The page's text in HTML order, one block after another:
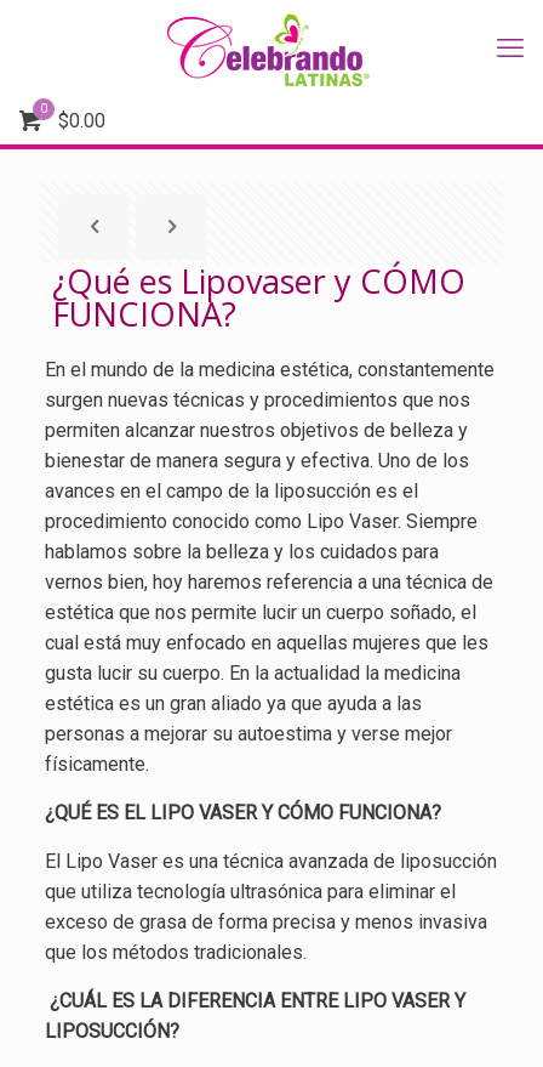
0
$0.00
¿Qué es Lipovaser y CÓMO
FUNCIONA?
En el mundo de la medicina estética, constantemente
surgen nuevas técnicas y procedimientos que nos
permiten alcanzar nuestros objetivos de belleza y
bienestar de manera segura y efectiva. Uno de los
avances en el campo de la liposucción es el
procedimiento conocido como Lipo Vaser. Siempre
hablamos sobre la belleza y los cuidados para
vernos bien, hoy haremos referencia a una técnica de
estética que nos permite lucir un cuerpo soñado, el
cual está muy enfocado en aquellas mujeres que les
gusta lucir su cuerpo. En la actualidad la medicina
estética es un gran aliado ya que ayuda a las
personas a mejorar su autoestima y verse mejor
físicamente.
¿QUÉ ES EL LIPO VASER Y CÓMO FUNCIONA?
El Lipo Vaser es una técnica avanzada de liposucción
que utiliza tecnología ultrasónica para eliminar el
exceso de grasa de forma precisa y menos invasiva
que los métodos tradicionales.
¿CUÁL ES LA DIFERENCIA ENTRE LIPO VASER Y
LIPOSUCCIÓN?